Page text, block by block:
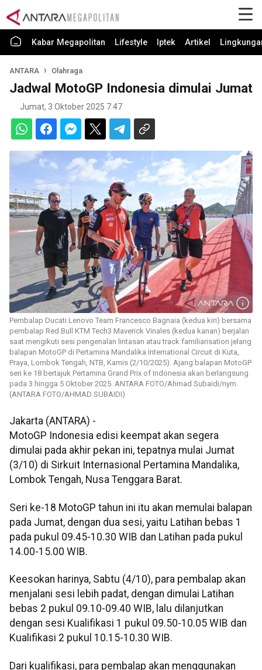
Kabar Megapolitan Lifestyle Iptek Artikel
ANTARA Olahraga
Jadwal MotoGP Indonesia dimulai Jumat
Jumat, 3 Oktober 2025 7:47
Pembalap Ducati Lenovo Team Francesco Bagnaia (kedua kiri) bersama
pembalap Red Bull KTM Tech3 Maverick Vinales (kedua kanan) berjalan
saat mengikuti sesi pengenalan lintasan atau track familiarisation jelang
balapan MotoGP di Pertamina Mandalika International Circuit di Kuta,
Praya, Lombok Tengah, NTB, Kamis (2/10/2025). Ajang balapan MotoGP
seri ke 18 bertajuk Pertamina Grand Prix of Indonesia akan berlangsung
pada 3 hingga 5 Oktober 2025. ANTARA FOTO/Ahmad Subaidi/nym.
(ANTARA FOTO/AHMAD SUBAIDI)
Jakarta (ANTARA) -
MotoGP Indonesia edisi keempat akan segera
dimulai pada akhir pekan ini, tepatnya mulai Jumat
(3/10) di Sirkuit Internasional Pertamina Mandalika,
Lombok Tengah, Nusa Tenggara Barat.
Seri ke-18 MotoGP tahun ini itu akan memulai balapan
pada Jumat, dengan dua sesi, yaitu Latihan bebas 1
pada pukul 09.45-10.30 WIB dan Latihan pada pukul
14.00-15.00 WIB.
Keesokan harinya, Sabtu (4/10), para pembalap akan
menjalani sesi lebih padat, dengan dimulai Latihan
bebas 2 pukul 09.10-09.40 WIB, lalu dilanjutkan
dengan sesi Kualifikasi 1 pukul 09.50-10.05 WIB dan
Kualifikasi 2 pukul 10.15-10.30 WIB.
Dari kualifikasi, para pembalap akan menggunakan